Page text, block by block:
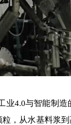
4.0与智能制造
，从水基料浆